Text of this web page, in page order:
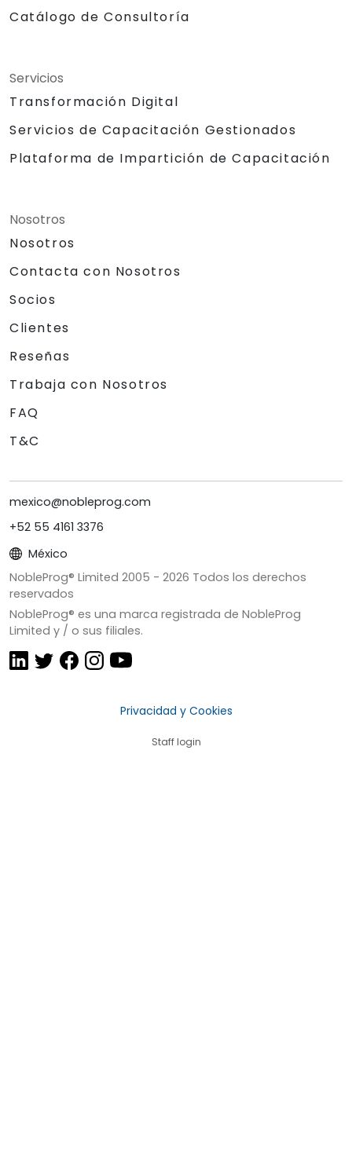
Catálogo de Consultoría
Servicios
Transformación Digital
Servicios de Capacitación Gestionados
Plataforma de Impartición de Capacitación
Nosotros
Nosotros
Contacta con Nosotros
Socios
Clientes
Reseñas
Trabaja con Nosotros
FAQ
T&C
mexico@nobleprog.com
+52 55 4161 3376
México
NobleProg® Limited 2005 - 2026 Todos los derechos
reservados
NobleProg® es una marca registrada de NobleProg
Limited y / o sus filiales.
Privacidad y Cookies
Staff login